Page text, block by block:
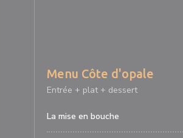
Menu Côte d'opale
Entrée + plat + dessert
La mise en bouche